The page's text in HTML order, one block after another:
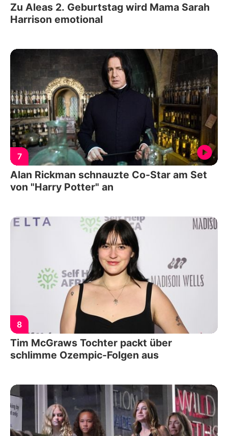
Zu Aleas 2. Geburtstag wird Mama Sarah
Harrison emotional
7
Alan Rickman schnauzte Co-Star am Set
von "Harry Potter" an
8
Tim McGraws Tochter packt über
schlimme Ozempic-Folgen aus